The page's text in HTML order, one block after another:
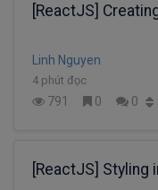
[ReactJS]
Linh Nguyen
4 phút đọc
791 0 0
[ReactJS]